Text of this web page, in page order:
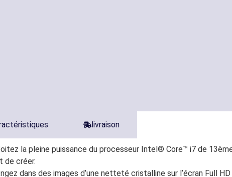
livraison
la pleine puissance du processeur Intel® Core™ i7 de
de créer.
dans des images d’une netteté cristalline sur l’écran Full